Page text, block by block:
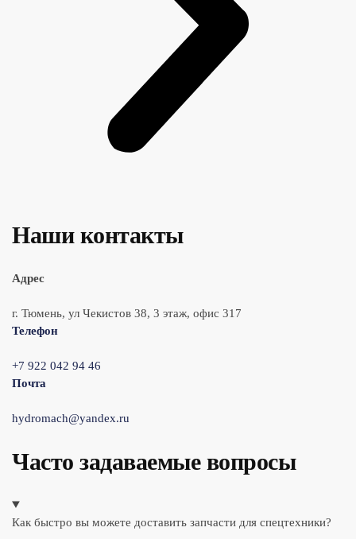
Наши контакты
Адрес
г. Тюмень, ул Чекистов 38, 3 этаж, офис 317
Телефон
+7 922 042 94 46
Почта
hydromach@yandex.ru
Часто задаваемые вопросы
Как быстро вы можете доставить запчасти для спецтехники?